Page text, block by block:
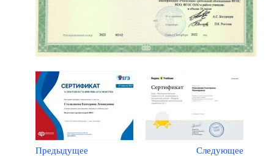
Предыдущее Следующее